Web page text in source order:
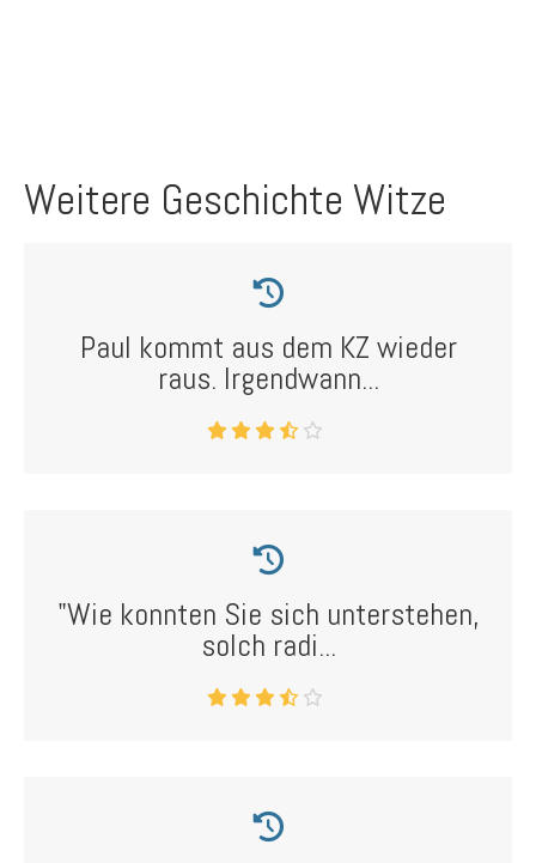
Weitere Geschichte Witze
Paul kommt aus dem KZ wieder
raus. Irgendwann...
"Wie konnten Sie sich unterstehen,
solch radi...